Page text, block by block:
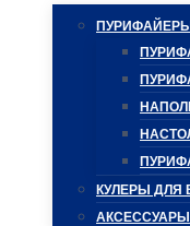
ПУРИФАЙЕРЫ
КУЛЕРЫ ДЛЯ
АКСЕССУАРЫ